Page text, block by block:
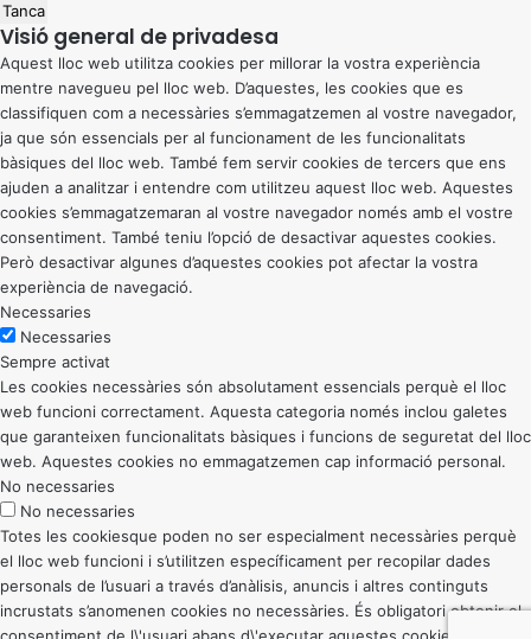
Tanca
Visió general de privadesa
Aquest lloc web utilitza cookies per millorar la vostra experiència
mentre navegueu pel lloc web. D’aquestes, les cookies que es
classifiquen com a necessàries s’emmagatzemen al vostre navegador,
ja que són essencials per al funcionament de les funcionalitats
bàsiques del lloc web. També fem servir cookies de tercers que ens
ajuden a analitzar i entendre com utilitzeu aquest lloc web. Aquestes
cookies s’emmagatzemaran al vostre navegador només amb el vostre
consentiment. També teniu l’opció de desactivar aquestes cookies.
Però desactivar algunes d’aquestes cookies pot afectar la vostra
experiència de navegació.
Necessaries
Necessaries
Sempre activat
Les cookies necessàries són absolutament essencials perquè el lloc
web funcioni correctament. Aquesta categoria només inclou galetes
que garanteixen funcionalitats bàsiques i funcions de seguretat del lloc
web. Aquestes cookies no emmagatzemen cap informació personal.
No necessaries
No necessaries
Totes les cookiesque poden no ser especialment necessàries perquè
el lloc web funcioni i s’utilitzen específicament per recopilar dades
personals de l’usuari a través d’anàlisis, anuncis i altres continguts
incrustats s’anomenen cookies no necessàries. És obligatori obtenir el